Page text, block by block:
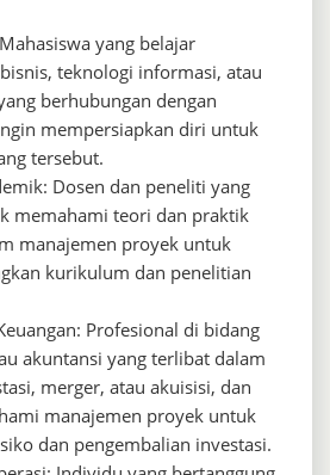
yang belajar
teknologi informasi, atau
berhubungan dengan
mempersiapkan diri untuk
tersebut.
Dosen dan peneliti yang
memahami teori dan praktik
manajemen proyek untuk
kurikulum dan penelitian
Profesional di bidang
akuntansi yang terlibat dalam
merger, atau akuisisi, dan
manajemen proyek untuk
dan pengembalian investasi.